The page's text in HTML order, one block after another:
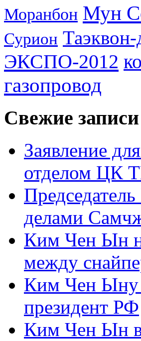
Моранбон Мун
Сурион
ЭКСПО-2012
газопровод
Свежие записи
Заявление
отделом ЦК
делами
Ким Чен Ын
между
Ким Чен Ыну
президент РФ
Ким Чен Ын